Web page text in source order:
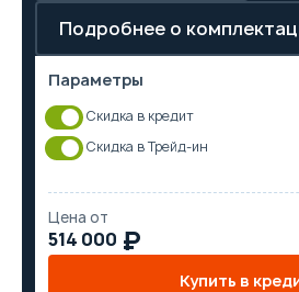
Подробнее о
Параметры
Скидка в кредит
Скидка в Трейд-ин
Цена от
514 000
Купить в